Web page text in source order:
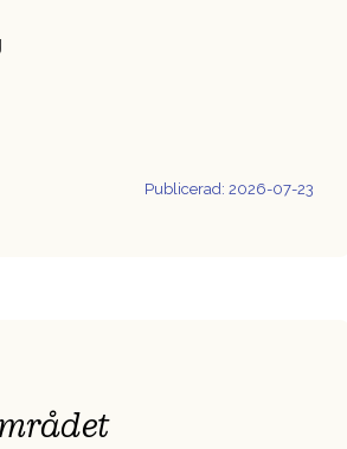
Publicerad: 2026-07-23